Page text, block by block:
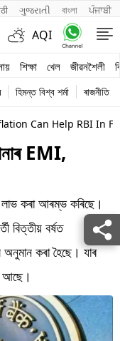
ગુજરાતી বাংলা ਪੰਜਾਬੀ
AQI
শিক্ষা খেল জীৱনশৈলী
হিমন্ত বিশ্ব শৰ্মা ৰাজনীতি
Can Help RBI In
EMI,
লাভ কৰা আৰম্ভ কৰিছে।
বিত্তীয় বৰ্ষত
কৰা হৈছে। যাৰ
আছে।